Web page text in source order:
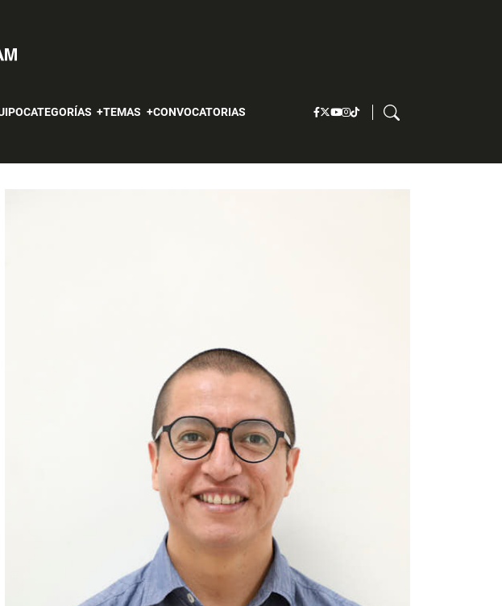
CATEGORÍAS TEMAS CONVOCATORIAS